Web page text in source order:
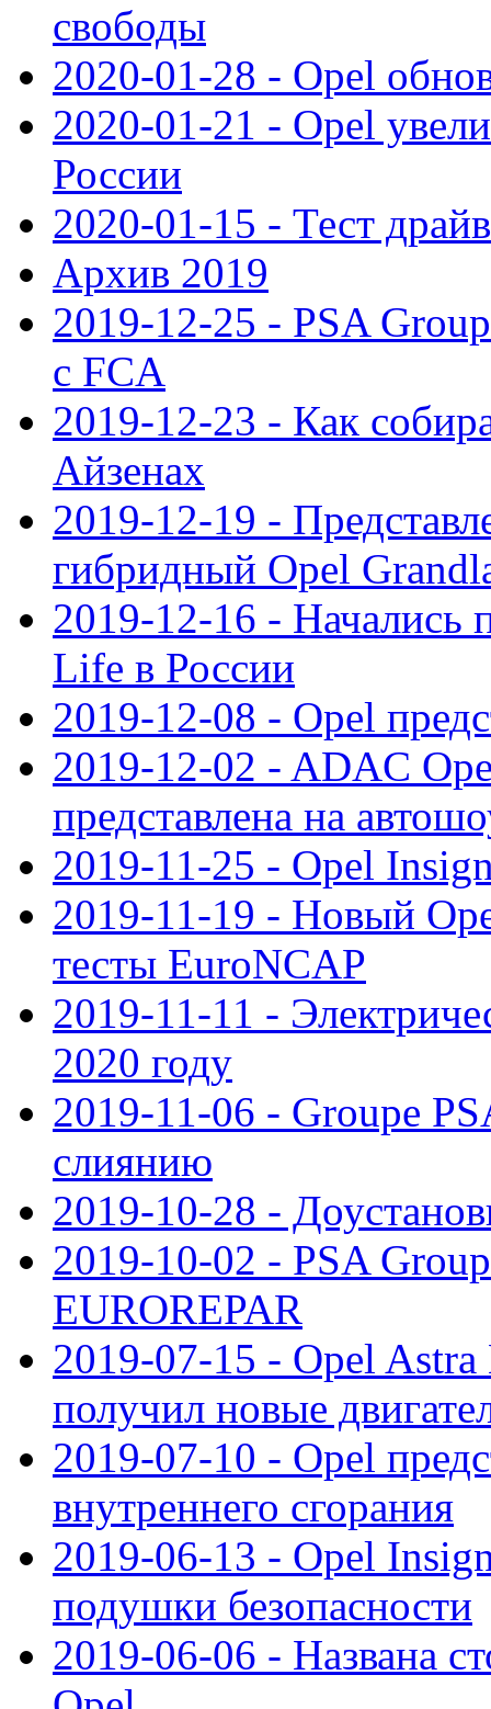
свободы
2020-01-28 - Opel
2020-01-21 - Opel
России
2020-01-15 - Тест
Архив 2019
2019-12-25 - PSA
с FCA
2019-12-23 - Как
Айзенах
2019-12-19 -
гибридный Opel
2019-12-16 - Начались
Life в России
2019-12-08 - Opel
2019-12-02 - ADAC
представлена на
2019-11-25 - Opel
2019-11-19 - Новый
тесты EuroNCAP
2019-11-11 -
2020 году
2019-11-06 - Groupe
слиянию
2019-10-28 -
2019-10-02 - PSA
EUROREPAR
2019-07-15 - Opel Astra
получил новые
2019-07-10 - Opel
внутреннего сгорания
2019-06-13 - Opel
подушки безопасности
2019-06-06 - Названа